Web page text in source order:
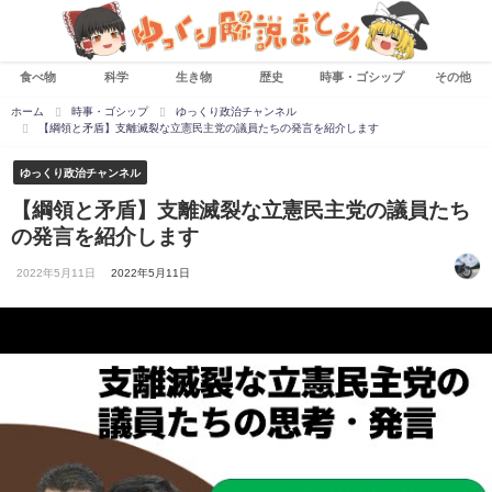
食べ物 科学 生き物 歴史 時事・ゴシップ その他
ホーム 時事・ゴシップ
ゆっくり政治チャンネル
【綱領と矛盾】支離滅裂な立憲民主党の議員たちの発言を紹介します
ゆっくり政治チャンネル
【綱領と矛盾】支離滅裂な立憲民主党の議員たち
の発言を紹介します
2022年5月11日 2022年5月11日